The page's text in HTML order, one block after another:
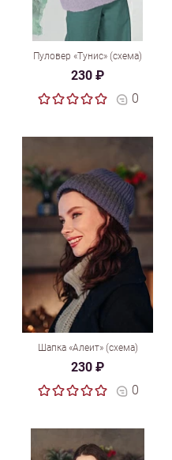
Пуловер «Тунис» (схема)
230 ₽
0
Шапка «Алеит» (схема)
230 ₽
0